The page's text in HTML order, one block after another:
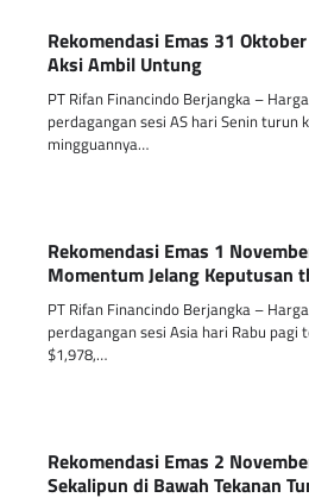
Rekomendasi Emas 31
Aksi Ambil Untung
PT Rifan Financindo Berjangka –
perdagangan sesi AS hari Senin turun
mingguannya…
Rekomendasi Emas 1
Momentum Jelang Keputusan
PT Rifan Financindo Berjangka –
perdagangan sesi Asia hari Rabu
$1,978,…
Rekomendasi Emas 2
Sekalipun di Bawah Tekanan